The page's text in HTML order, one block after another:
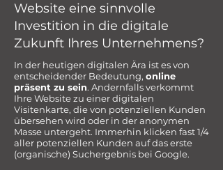
Website eine sinnvolle
Investition in die digitale
Zukunft Ihres Unternehmens?
In der heutigen digitalen Ära ist es von
entscheidender Bedeutung, online
präsent zu sein. Andernfalls verkommt
Ihre Website zu einer digitalen
Visitenkarte, die von potenziellen Kunden
übersehen wird oder in der anonymen
Masse untergeht. Immerhin klicken fast 1/4
aller potenziellen Kunden auf das erste
(organische) Suchergebnis bei Google.